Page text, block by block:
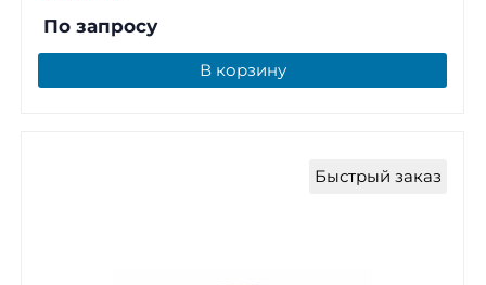
По запросу
В корзину
Быстрый заказ